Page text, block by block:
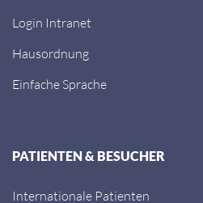
Login Intranet
Hausordnung
Einfache Sprache
PATIENTEN & BESUCHER
Internationale Patienten